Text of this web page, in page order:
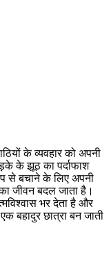
के व्यवहार को अपनी
के झूठ का पर्दाफाश
से बचाने के लिए अपनी
जीवन बदल जाता है।
भर देता है और
बहादुर छात्रा बन जाती